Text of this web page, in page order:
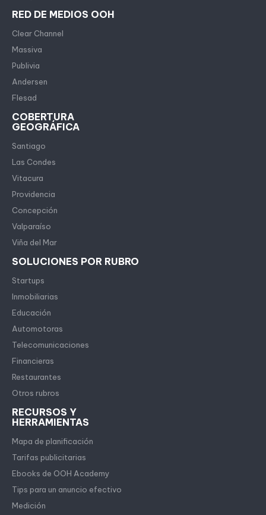
RED DE MEDIOS OOH
Clear Channel
Massiva
Publivia
Andersen
Flesad
COBERTURA
GEOGRÁFICA
Santiago
Las Condes
Vitacura
Providencia
Concepción
Valparaíso
Viña del Mar
SOLUCIONES POR RUBRO
Startups
Inmobiliarias
Educación
Automotoras
Telecomunicaciones
Financieras
Restaurantes
Otros rubros
RECURSOS Y
HERRAMIENTAS
Mapa de planificación
Tarifas publicitarias
Ebooks de OOH Academy
Tips para un anuncio efectivo
Medición